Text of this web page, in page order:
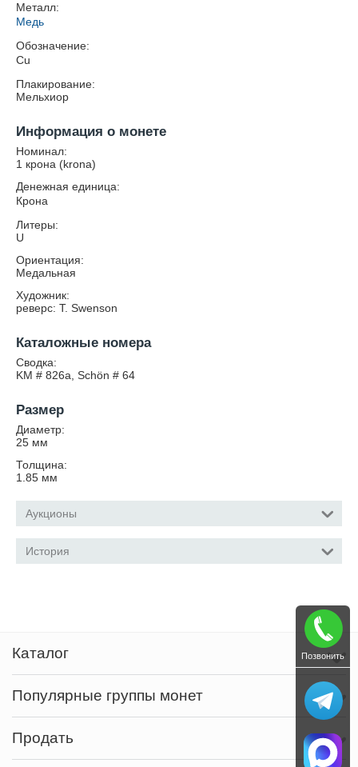
Металл:
Медь
Обозначение:
Cu
Плакирование:
Мельхиор
Информация о монете
Номинал:
1 крона (krona)
Денежная единица:
Крона
Литеры:
U
Ориентация:
Медальная
Художник:
реверс: T. Swenson
Каталожные номера
Сводка:
KM # 826a, Schön # 64
Размер
Диаметр:
25 мм
Толщина:
1.85 мм
Аукционы
История
Каталог
Популярные группы монет
Продать
Позвонить